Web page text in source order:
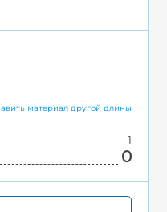
материал другой длины
1
0